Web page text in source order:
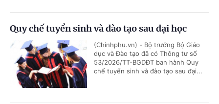
Quy chế tuyển sinh và đào tạo sau đại học
(Chinhphu.vn) - Bộ trưởng Bộ Giáo
dục và Đào tạo đã có Thông tư số
53/2026/TT-BGDĐT ban hành Quy
chế tuyển sinh và đào tạo sau đại...